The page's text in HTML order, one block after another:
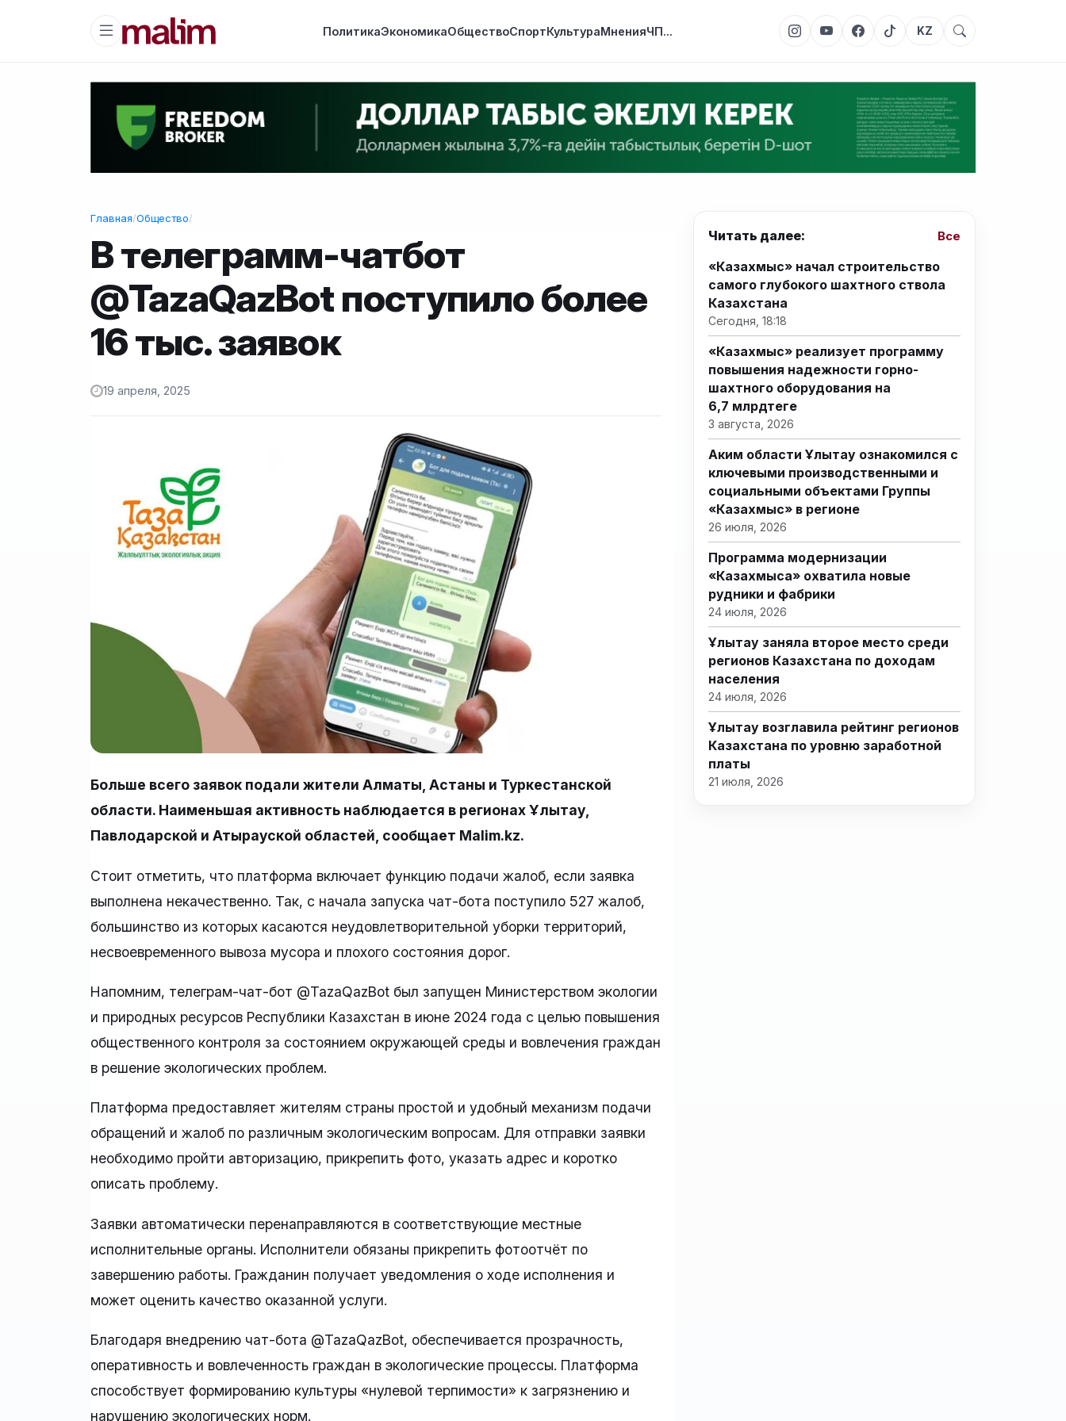
ПолитикаЭкономикаОбществоСпортКультураМненияЧП... KZ
Главная/Общество/
В телеграмм-чатбот
@TazaQazBot поступило более
16 тыс. заявок
19 апреля, 2025
Больше всего заявок подали жители Алматы, Астаны и Туркестанской
области. Наименьшая активность наблюдается в регионах Ұлытау,
Павлодарской и Атырауской областей, сообщает Malim.kz.
Стоит отметить, что платформа включает функцию подачи жалоб, если заявка
выполнена некачественно. Так, с начала запуска чат-бота поступило 527 жалоб,
большинство из которых касаются неудовлетворительной уборки территорий,
несвоевременного вывоза мусора и плохого состояния дорог.
Напомним, телеграм-чат-бот @TazaQazBot был запущен Министерством экологии
и природных ресурсов Республики Казахстан в июне 2024 года с целью повышения
общественного контроля за состоянием окружающей среды и вовлечения граждан
в решение экологических проблем.
Платформа предоставляет жителям страны простой и удобный механизм подачи
обращений и жалоб по различным экологическим вопросам. Для отправки заявки
необходимо пройти авторизацию, прикрепить фото, указать адрес и коротко
описать проблему.
Заявки автоматически перенаправляются в соответствующие местные
исполнительные органы. Исполнители обязаны прикрепить фотоотчёт по
завершению работы. Гражданин получает уведомления о ходе исполнения и
может оценить качество оказанной услуги.
Благодаря внедрению чат-бота @TazaQazBot, обеспечивается прозрачность,
оперативность и вовлеченность граждан в экологические процессы. Платформа
способствует формированию культуры «нулевой терпимости» к загрязнению и
нарушению экологических норм.
Читать далее: Все
«Казахмыс» начал строительство
самого глубокого шахтного ствола
Казахстана
Сегодня, 18:18
«Казахмыс» реализует программу
повышения надежности горно-
шахтного оборудования на
6,7 млрдтеңге
3 августа, 2026
Аким области Ұлытау ознакомился с
ключевыми производственными и
социальными объектами Группы
«Казахмыс» в регионе
26 июля, 2026
Программа модернизации
«Казахмыса» охватила новые
рудники и фабрики
24 июля, 2026
Ұлытау заняла второе место среди
регионов Казахстана по доходам
населения
24 июля, 2026
Ұлытау возглавила рейтинг регионов
Казахстана по уровню заработной
платы
21 июля, 2026